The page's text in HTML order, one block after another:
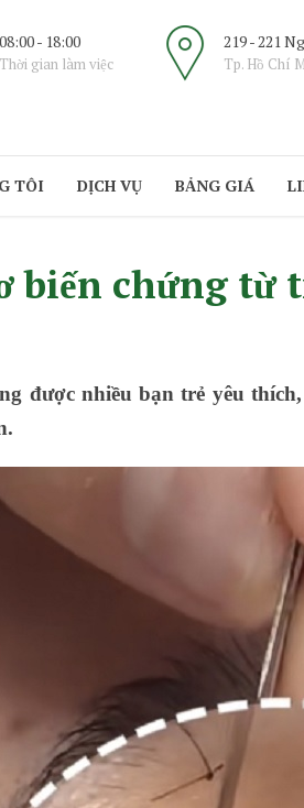
08:00 - 18:00
Thời gian làm việc
219 - 221
Tp. Hồ Chí
TÔI DỊCH VỤ BẢNG GIÁ
biến chứng từ
được nhiều bạn trẻ yêu